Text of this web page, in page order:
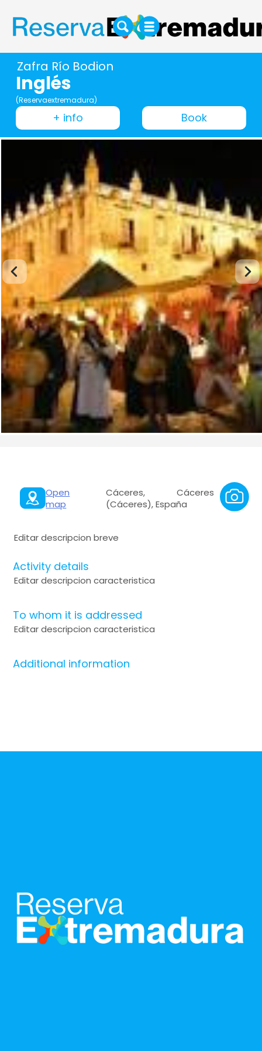
Zafra Río Bodion
Inglés
(Reservaextremadura)
+ info Book
Open
map
Cáceres, Cáceres
(Cáceres), España
Editar descripcion breve
Activity details
Editar descripcion caracteristica
To whom it is addressed
Editar descripcion caracteristica
Additional information